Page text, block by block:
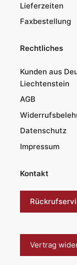
Lieferzeiten
Faxbestellung
Rechtliches
Kunden aus
Liechtenstein
AGB
Datenschutz
Impressum
Kontakt
Vertrag